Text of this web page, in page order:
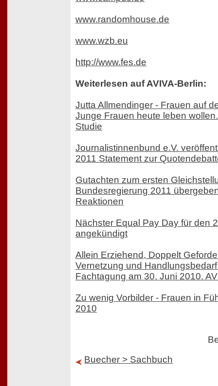
www.randomhouse.de
www.wzb.eu
http://www.fes.de
Weiterlesen auf AVIVA-Berlin:
Jutta Allmendinger - Frauen auf
Junge Frauen heute leben
Studie
Journalistinnenbund e.V.
2011 Statement zur
Gutachten zum ersten
Bundesregierung 2011
Reaktionen
Nächster Equal Pay Day für den
angekündigt
Allein Erziehend, Doppelt
Vernetzung und
Fachtagung am 30. Juni 2010.
Zu wenig Vorbilder - Frauen in
2010
Buecher > Sachbuch